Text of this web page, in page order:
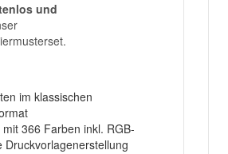
und
im klassischen
366 Farben inkl. RGB-
Druckvorlagenerstellung